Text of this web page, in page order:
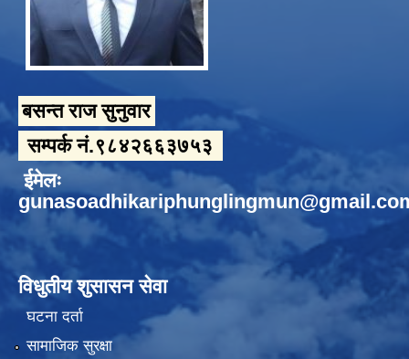
बसन्त राज सुनुवार
सम्पर्क नं.९८४२६६३७५३
ईमेलः
विधुतीय शुसासन सेवा
घटना दर्ता
सामाजिक सुरक्षा